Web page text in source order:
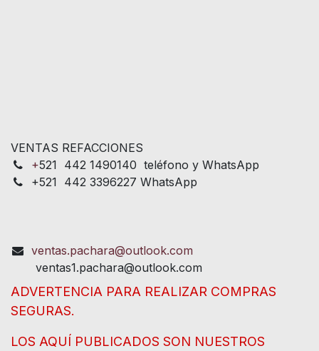
VENTAS REFACCIONES
+521 442 1490140 teléfono y WhatsApp
+521 442 3396227 WhatsApp
ventas.pachara@outlook.com
ventas1.pachara@outlook.com
ADVERTENCIA PARA REALIZAR COMPRAS
SEGURAS.
LOS AQUÍ PUBLICADOS SON NUESTROS